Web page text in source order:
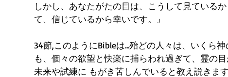
しかし、あなたがたの目は、こうして見ている
て、信じているから幸いです。』
34節,このようにBibleは...殆どの人々は、いくら
も、個々の欲望と快楽に捕らわれ過ぎて、霊の
未来や試練に もがき苦しんでいると教え説きます